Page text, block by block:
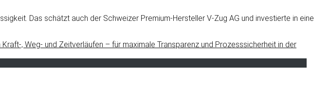
Das schätzt auch der Schweizer Premium-Hersteller V-Zug AG und investierte in eine